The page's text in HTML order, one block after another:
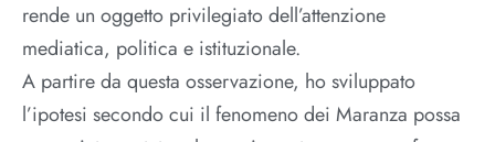
rende un oggetto privilegiato dell’attenzione
mediatica, politica e istituzionale.
A partire da questa osservazione, ho sviluppato
l’ipotesi secondo cui il fenomeno dei Maranza possa